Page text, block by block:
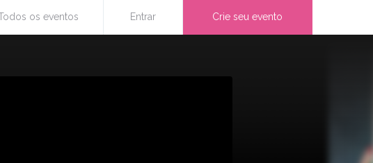
os eventos Entrar Crie seu evento